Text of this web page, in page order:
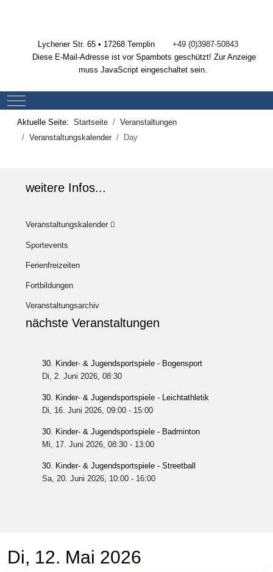
Lychener Str. 65 • 17268 Templin
+49 (0)3987-50843
Diese E-Mail-Adresse ist vor Spambots geschützt! Zur Anzeige
muss JavaScript eingeschaltet sein.
Mobile Menu Toggle
Aktuelle Seite: Startseite
Veranstaltungen
Veranstaltungskalender
Day
weitere Infos...
Veranstaltungskalender
Sportevents
Ferienfreizeiten
Fortbildungen
Veranstaltungsarchiv
nächste Veranstaltungen
30. Kinder- & Jugendsportspiele - Bogensport
Di, 2. Juni 2026, 08:30
30. Kinder- & Jugendsportspiele - Leichtathletik
Di, 16. Juni 2026, 09:00- 15:00
30. Kinder- & Jugendsportspiele - Badminton
Mi, 17. Juni 2026, 08:30- 13:00
30. Kinder- & Jugendsportspiele - Streetball
Sa, 20. Juni 2026, 10:00- 16:00
Di, 12. Mai 2026